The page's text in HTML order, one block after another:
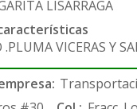
LISARRAGA
.PLUMA VICERAS Y